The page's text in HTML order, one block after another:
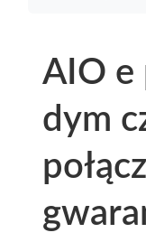
AIO e
dym